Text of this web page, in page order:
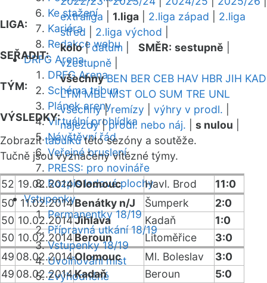
Ke stažení
Kariéra
Redakce webu
DRFG Arena
DRFG Arena
Schéma tribun
Plánek areny
Virtuální prohlídka
Návštěvní řád
Veřejné bruslení
PRESS: pro novináře
Rozpis ledové plochy
Vstupenky
Permanentky 18/19
Přípravná utkání 18/19
Vstupenky 18/19
Uvolňování míst
Zvýhodněné
LIGA:
extraliga 1.liga 2.liga západ
2.liga
střed
2.liga východ
SEŘADIT:
kolo|datum SMĚR: sestupně
vzestupně
TÝM:
všechny BEN BER CEB HAV HBR JIH KAD
LTM MBL MST OLO SUM TRE UNL
VÝSLEDKY:
všechny|remízy výhry v prodl.
nájezdy|prodl. nebo náj. s nulou
Zobrazittabulkutéto sezóny a soutěže.
Tučně jsou vyznačeny vítězné týmy.
52 19.02.2014Olomouc Havl. Brod
11:0
50 11.02.2014Benátky n/J Šumperk
2:0
50 10.02.2014Jihlava Kadaň
1:0
50 10.02.2014Beroun Litoměřice
3:0
49 08.02.2014Olomouc Ml. Boleslav
3:0
49 08.02.2014Kadaň Beroun
5:0